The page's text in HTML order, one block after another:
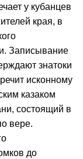
у кубанцев
края, в
Записывание
знатоки
исконному
казаком
состоящий в
вере.
до